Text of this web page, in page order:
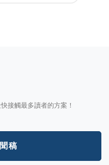
接觸最多讀者的方案！
稿